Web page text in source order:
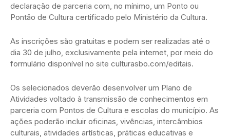
declaração de parceria com, no mínimo, um Ponto ou
Pontão de Cultura certificado pelo Ministério da Cultura.
As inscrições são gratuitas e podem ser realizadas até o
dia 30 de julho, exclusivamente pela internet, por meio do
formulário disponível no site culturasbo.com/editais.
Os selecionados deverão desenvolver um Plano de
Atividades voltado à transmissão de conhecimentos em
parceria com Pontos de Cultura e escolas do município. As
ações poderão incluir oficinas, vivências, intercâmbios
culturais, atividades artísticas, práticas educativas e